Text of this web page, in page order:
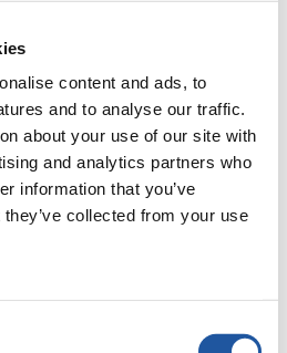
content and ads, to
and to analyse our traffic.
about your use of our site with
and analytics partners who
information that you’ve
collected from your use
(AUT)
(AUT)
(SUI)
(GER)
(GER)
(BUL)
(ROU)
(ROU)